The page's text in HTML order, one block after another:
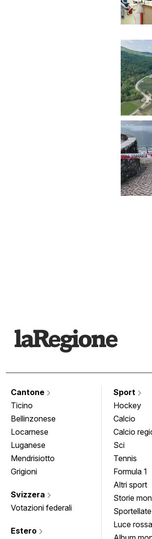
Cantone
Ticino
Bellinzonese
Locarnese
Luganese
Mendrisiotto
Grigioni
Svizzera
Votazioni federali
Estero
Sport
Hockey
Calcio
Calcio
Sci
Tennis
Formula 1
Altri sport
Storie
Sportellate
Luce rossa